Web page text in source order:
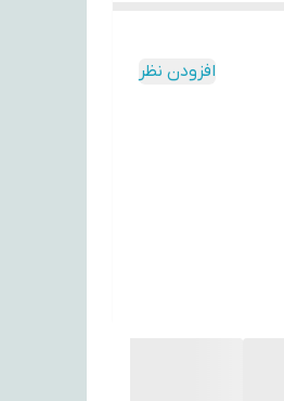
افزودن نظر